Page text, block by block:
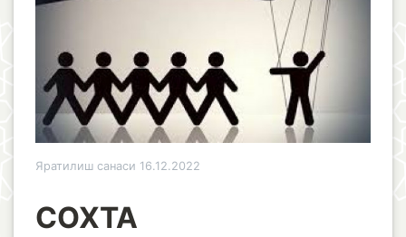
Яратилиш санаси 16.12.2022
СОХТА